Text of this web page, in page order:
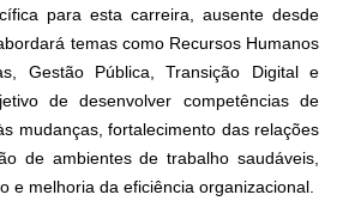
para esta carreira, ausente desde
temas como Recursos Humanos
Gestão Pública, Transição Digital e
de desenvolver competências de
mudanças, fortalecimento das relações
de ambientes de trabalho saudáveis,
e melhoria da eficiência organizacional.